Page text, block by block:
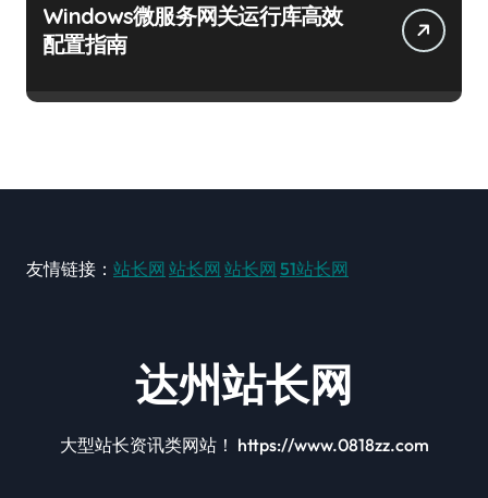
Windows微服务网关运行库高效
配置指南
友情链接： 站长网 站长网 站长网 51站长网
达州站长网
大型站长资讯类网站！ https://www.0818zz.com